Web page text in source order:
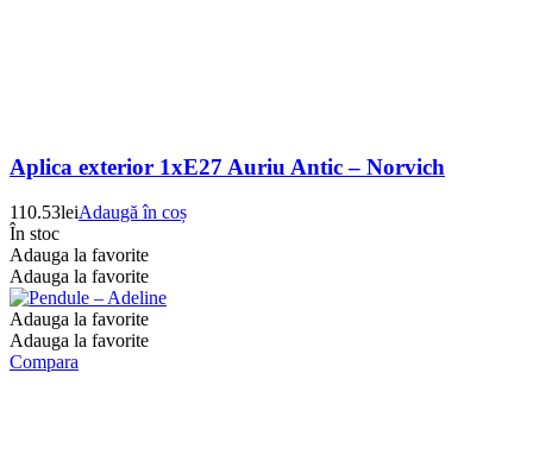
Aplica exterior 1xE27 Auriu Antic – Norvich
110.53leiAdaugă în coș
În stoc
Adauga la favorite
Adauga la favorite
Adauga la favorite
Adauga la favorite
Compara